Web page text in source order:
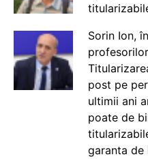
Sorin Ion,
post pe
ultimii ani
poate de
garanta de